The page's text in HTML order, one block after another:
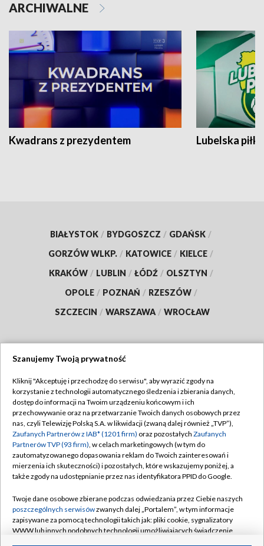
ARCHIWALNE
Kwadrans z prezydentem Lubelska piłka
BIAŁYSTOK / BYDGOSZCZ / GDAŃSK /
GORZÓW WLKP. / KATOWICE / KIELCE /
KRAKÓW / LUBLIN / ŁÓDŹ / OLSZTYN /
OPOLE / POZNAŃ / RZESZÓW /
SZCZECIN / WARSZAWA / WROCŁAW
TVP
Abonament TVP
Emisja w TVP
Centrum informacji TVP
Naziemna Telewizja Cyfrowa
Rada Programowa
System NOS
Regulamin TVP
Polityka prywatności
Moje zgody
Pomoc
Kontakt
Szanujemy Twoją prywatność
Kliknij "Akceptuję i przechodzę do serwisu", aby wyrazić zgody na
korzystanie z technologii automatycznego śledzenia i zbierania danych,
dostęp do informacji na Twoim urządzeniu końcowym i ich
przechowywanie oraz na przetwarzanie Twoich danych osobowych przez
nas, czyli Telewizję Polską S.A. w likwidacji (zwaną dalej również „TVP”),
Zaufanych Partnerów z IAB* (1201 firm) oraz pozostałych Zaufanych
Partnerów TVP (93 firm), w celach marketingowych (w tym do
zautomatyzowanego dopasowania reklam do Twoich zainteresowań i
mierzenia ich skuteczności) i pozostałych, które wskazujemy poniżej, a
także zgody na udostępnianie przez nas identyfikatora PPID do Google.
Twoje dane osobowe zbierane podczas odwiedzania przez Ciebie naszych
poszczególnych serwisówzwanych dalej „Portalem”, w tym informacje
zapisywane za pomocą technologii takich jak: pliki cookie, sygnalizatory
WWW lub innych podobnych technologii umożliwiających świadczenie